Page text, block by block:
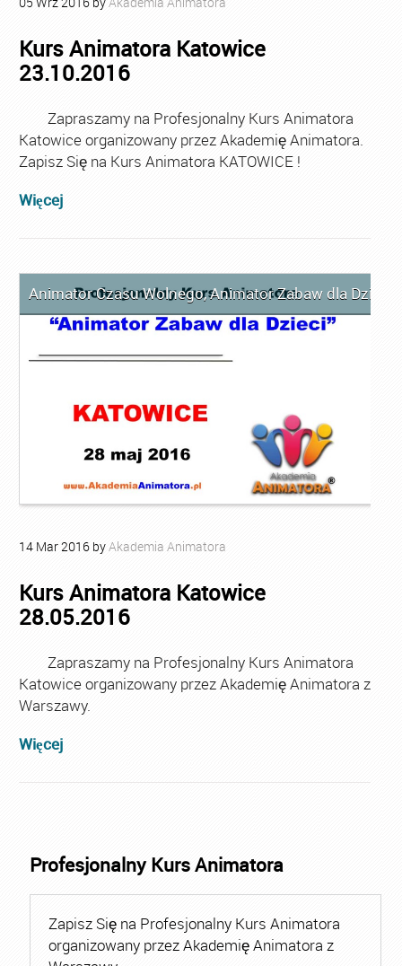
Kurs Animatora Katowice
23.10.2016
Zapraszamy na Profesjonalny Kurs Animatora
Katowice organizowany przez Akademię Animatora.
Zapisz Się na Kurs Animatora KATOWICE !
Więcej
Animator Czasu Wolnego,Animator Zabaw dla Dzieci
14 Mar2016 byAkademia Animatora
Kurs Animatora Katowice
28.05.2016
Zapraszamy na Profesjonalny Kurs Animatora
Katowice organizowany przez Akademię Animatora z
Warszawy.
Więcej
Profesjonalny Kurs Animatora
Zapisz Się na Profesjonalny Kurs Animatora
organizowany przez Akademię Animatora z